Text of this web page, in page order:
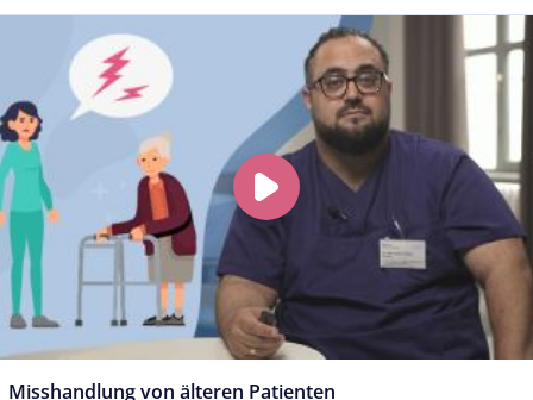
Misshandlung von älteren Patienten